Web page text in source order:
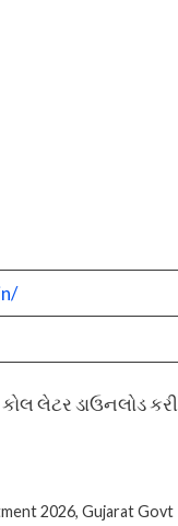
લેટર ડાઉનલોડ કરી
2026,Gujarat Govt